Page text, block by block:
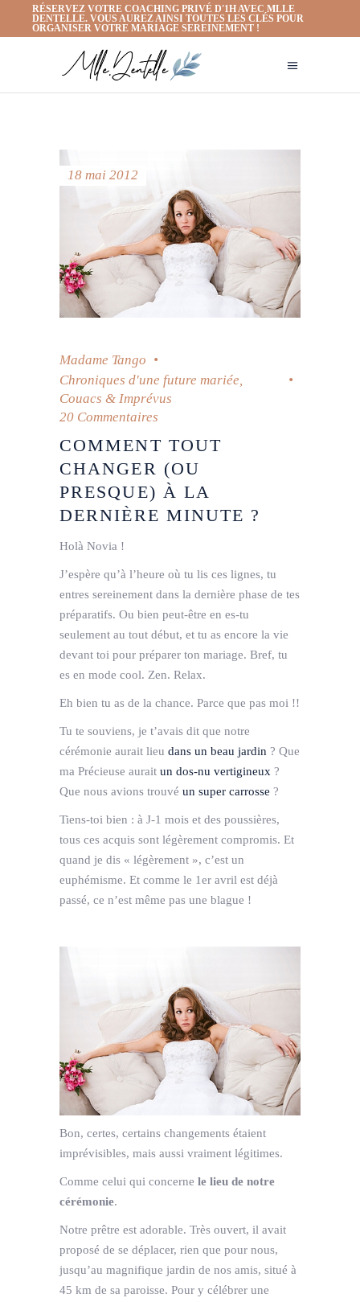
RÉSERVEZ VOTRE COACHING PRIVÉ D'1H AVEC MLLE
DENTELLE. VOUS AUREZ AINSI TOUTES LES CLÉS POUR
ORGANISER VOTRE MARIAGE SEREINEMENT !
18 mai 2012
Madame Tango
Chroniques d'une future mariée,
Couacs & Imprévus
20 Commentaires
COMMENT TOUT
CHANGER (OU
PRESQUE) À LA
DERNIÈRE MINUTE ?
Holà Novia !
J’espère qu’à l’heure où tu lis ces lignes, tu
entres sereinement dans la dernière phase de tes
préparatifs. Ou bien peut-être en es-tu
seulement au tout début, et tu as encore la vie
devant toi pour préparer ton mariage. Bref, tu
es en mode cool. Zen. Relax.
Eh bien tu as de la chance. Parce que pas moi !!
Tu te souviens, je t’avais dit que notre
cérémonie aurait lieu dans un beau jardin ? Que
ma Précieuse aurait un dos-nu vertigineux ?
Que nous avions trouvé un super carrosse ?
Tiens-toi bien : à J-1 mois et des poussières,
tous ces acquis sont légèrement compromis. Et
quand je dis « légèrement », c’est un
euphémisme. Et comme le 1er avril est déjà
passé, ce n’est même pas une blague !
Bon, certes, certains changements étaient
imprévisibles, mais aussi vraiment légitimes.
Comme celui qui concerne le lieu de notre
cérémonie.
Notre prêtre est adorable. Très ouvert, il avait
proposé de se déplacer, rien que pour nous,
jusqu’au magnifique jardin de nos amis, situé à
45 km de sa paroisse. Pour y célébrer une